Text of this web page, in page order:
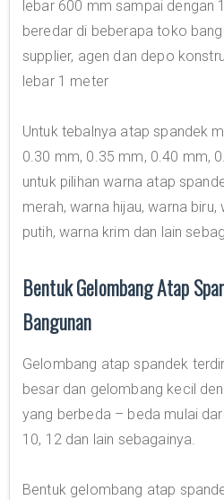
lebar 600 mm sampai dengan
beredar di beberapa toko
supplier, agen dan depo
lebar 1 meter
Untuk tebalnya atap spandek
0.30 mm, 0.35 mm, 0.40 mm,
untuk pilihan warna atap
merah, warna hijau, warna
putih, warna krim dan lain
Bentuk Gelombang Atap
Bangunan
Gelombang atap spandek
besar dan gelombang kecil
yang berbeda – beda mulai
10, 12 dan lain sebagainya.
Bentuk gelombang atap